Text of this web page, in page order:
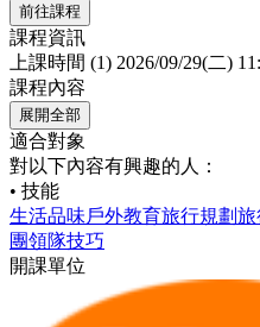
前往課程
課程資訊
上課時間 (1) 2026/09/29(二)
課程內容
展開全部
適合對象
對以下內容有興趣的人：
• 技能
生活品味戶外教育旅行規劃旅
團領隊技巧
開課單位